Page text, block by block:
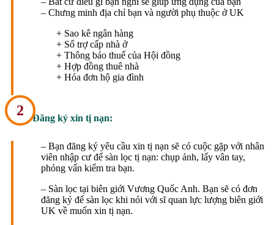
– Chưng minh địa chỉ bạn và người phụ thuộc ở UK
+ Sao kê ngân hàng
+ Sổ trợ cấp nhà ở
+ Thông báo thuế của Hội đồng
+ Hợp đồng thuê nhà
+ Hóa đơn hộ gia đình
2 Đăng ký xin tị nạn:
– Bạn đăng ký yêu cầu xin tị nạn sẽ có cuộc gặp với nhân
viên nhập cư để sàn lọc tị nạn: chụp ảnh, lấy vân tay,
phỏng vấn kiểm tra bạn.
– Sàn lọc tại biên giới Vương Quốc Anh. Bạn sẽ có đơn
đăng ký để sàn lọc khi nói với sĩ quan lực lượng biên giới
UK về muốn xin tị nạn.